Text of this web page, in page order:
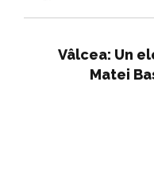
Vâlcea: Un
Matei